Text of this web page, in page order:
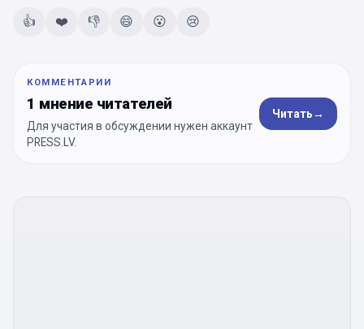
👍 ❤️ 👎 😄 😮 😢
КОММЕНТАРИИ
1 мнение читателей
Для участия в обсуждении нужен аккаунт
PRESS.LV.
Читать→